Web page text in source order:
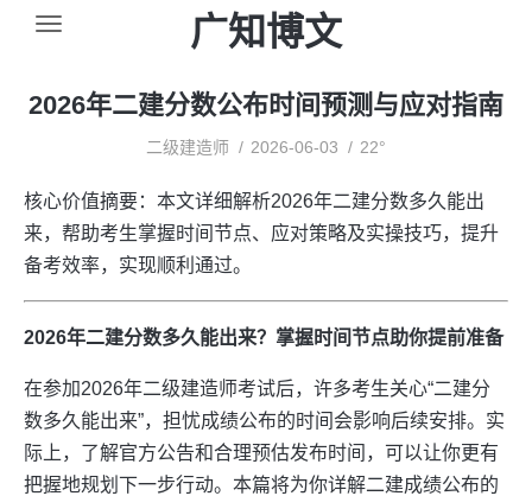
广知博文
2026年二建分数公布时间预测与应对指南
二级建造师 2026-06-03 22°
核心价值摘要：本文详细解析2026年二建分数多久能出
来，帮助考生掌握时间节点、应对策略及实操技巧，提升
备考效率，实现顺利通过。
2026年二建分数多久能出来？掌握时间节点助你提前准备
在参加2026年二级建造师考试后，许多考生关心“二建分
数多久能出来”，担忧成绩公布的时间会影响后续安排。实
际上，了解官方公告和合理预估发布时间，可以让你更有
把握地规划下一步行动。本篇将为你详解二建成绩公布的